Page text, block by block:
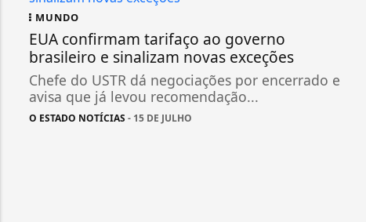
MUNDO
EUA confirmam tarifaço ao governo
brasileiro e sinalizam novas exceções
Chefe do USTR dá negociações por encerrado e
avisa que já levou recomendação...
O ESTADO NOTÍCIAS - 15 DE JULHO